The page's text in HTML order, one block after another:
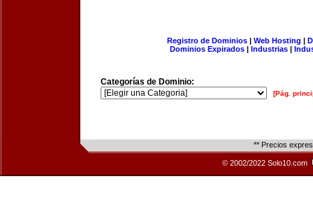
Registro de Dominios| Web Hosting |
Dominios Expirados | Industrias |
Categorías de Dominio:
[Pág.
** Precios
© 2002/2022 Solo10.com